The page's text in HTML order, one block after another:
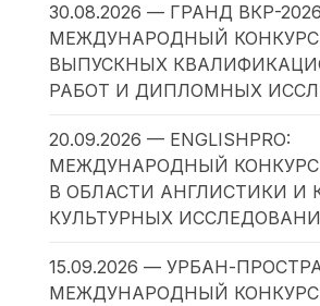
30.08.2026 — ГРАНД ВКР-
МЕЖДУНАРОДНЫЙ КОНКУРС
ВЫПУСКНЫХ
РАБОТ И ДИПЛОМНЫХ
20.09.2026 — ENGLISHPRO:
МЕЖДУНАРОДНЫЙ КОНКУРС
В ОБЛАСТИ АНГЛИСТИКИ И
КУЛЬТУРНЫХ
15.09.2026 — УРБАН-
МЕЖДУНАРОДНЫЙ КОНКУРС